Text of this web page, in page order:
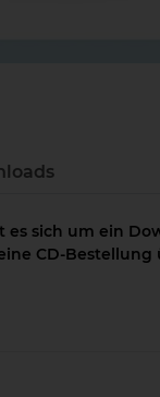
sich um ein
CD-